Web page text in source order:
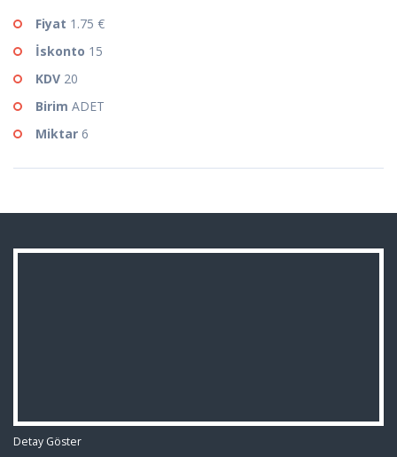
Fiyat 1.75 €
İskonto 15
KDV 20
Birim ADET
Miktar 6
Detay Göster